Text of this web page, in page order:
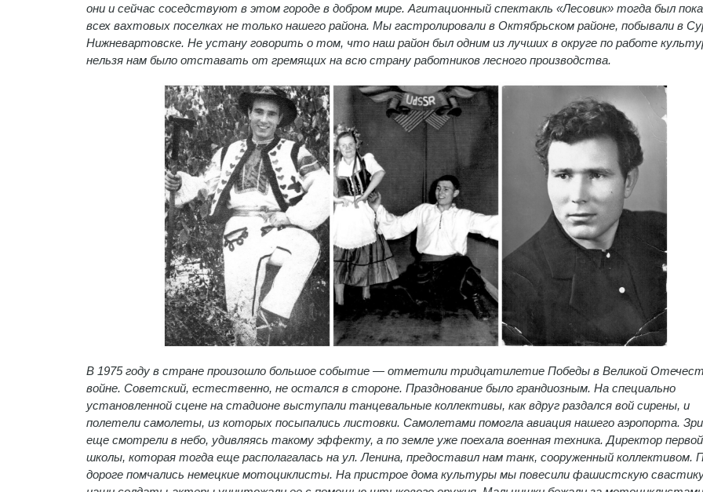
они и сейчас соседствуют в этом городе в добром мире. Агитационный спектакль «Лесовик» тогда был
всех вахтовых поселках не только нашего района. Мы гастролировали в Октябрьском районе, побывали в
Нижневартовске. Не устану говорить о том, что наш район был одним из лучших в округе по работе
нельзя нам было отставать от гремящих на всю страну работников лесного производства.
В 1975 году в стране произошло большое событие — отметили тридцатилетие Победы в Великой
войне. Советский, естественно, не остался в стороне. Празднование было грандиозным. На специально
установленной сцене на стадионе выступали танцевальные коллективы, как вдруг раздался вой сирены, и
полетели самолеты, из которых посыпались листовки. Самолетами помогла авиация нашего аэропорта.
еще смотрели в небо, удивляясь такому эффекту, а по земле уже поехала военная техника. Директор первой
школы, которая тогда еще располагалась на ул. Ленина, предоставил нам танк, сооруженный коллективом.
дороге помчались немецкие мотоциклисты. На пристрое дома культуры мы повесили фашистскую